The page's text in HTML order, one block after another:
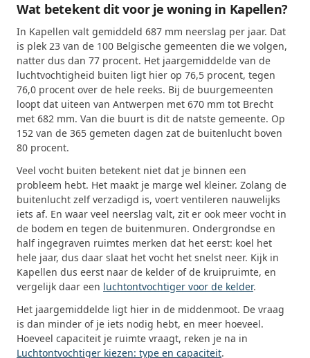
Wat betekent dit voor je woning in Kapellen?
In Kapellen valt gemiddeld 687 mm neerslag per jaar. Dat
is plek 23 van de 100 Belgische gemeenten die we volgen,
natter dus dan 77 procent. Het jaargemiddelde van de
luchtvochtigheid buiten ligt hier op 76,5 procent, tegen
76,0 procent over de hele reeks. Bij de buurgemeenten
loopt dat uiteen van Antwerpen met 670 mm tot Brecht
met 682 mm. Van die buurt is dit de natste gemeente. Op
152 van de 365 gemeten dagen zat de buitenlucht boven
80 procent.
Veel vocht buiten betekent niet dat je binnen een
probleem hebt. Het maakt je marge wel kleiner. Zolang de
buitenlucht zelf verzadigd is, voert ventileren nauwelijks
iets af. En waar veel neerslag valt, zit er ook meer vocht in
de bodem en tegen de buitenmuren. Ondergrondse en
half ingegraven ruimtes merken dat het eerst: koel het
hele jaar, dus daar slaat het vocht het snelst neer. Kijk in
Kapellen dus eerst naar de kelder of de kruipruimte, en
vergelijk daar een luchtontvochtiger voor de kelder.
Het jaargemiddelde ligt hier in de middenmoot. De vraag
is dan minder of je iets nodig hebt, en meer hoeveel.
Hoeveel capaciteit je ruimte vraagt, reken je na in
Luchtontvochtiger kiezen: type en capaciteit.